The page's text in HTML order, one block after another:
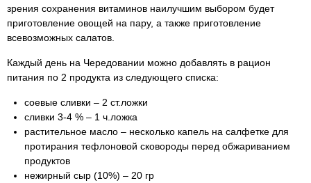
зрения сохранения витаминов наилучшим выбором будет
приготовление овощей на пару, а также приготовление
всевозможных салатов.
Каждый день на Чередовании можно добавлять в рацион
питания по 2 продукта из следующего списка:
соевые сливки – 2 ст.ложки
сливки 3-4 % – 1 ч.ложка
растительное масло – несколько капель на салфетке для
протирания тефлоновой сковороды перед обжариванием
продуктов
нежирный сыр (10%) – 20 гр